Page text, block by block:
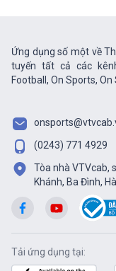
Ứng dụng số một về
tuyến tất cả các
Football, On Sports,
(0243) 771 4929
Tòa nhà VTVcab,
Khánh, Ba Đình,
Tải ứng dụng tại: